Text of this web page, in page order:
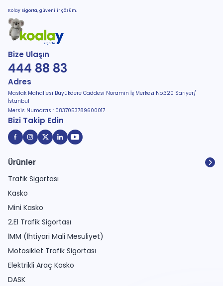
Kolay sigorta, güvenilir çözüm.
Bize Ulaşın
444 88 83
Adres
Maslak Mahallesi Büyükdere Caddesi Noramin İş Merkezi No:320 Sarıyer/
İstanbul
Mersis Numarası: 0837053789600017
Bizi Takip Edin
Ürünler
Trafik Sigortası
Kasko
Mini Kasko
2.El Trafik Sigortası
İMM (İhtiyari Mali Mesuliyet)
Motosiklet Trafik Sigortası
Elektrikli Araç Kasko
DASK